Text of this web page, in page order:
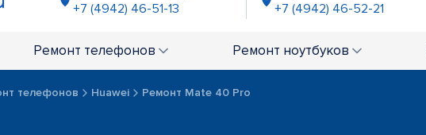
+7 (4942) 46-51-13 +7 (4942) 46-52-21
Ремонт телефонов Ремонт ноутбуков
телефонов Huawei Ремонт Mate 40 Pro